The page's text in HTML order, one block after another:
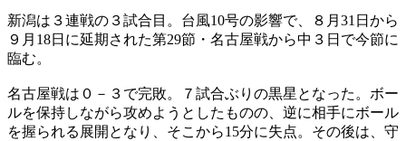
新潟は３連戦の３試合目。台風10号の影響で、８月31日から
９月18日に延期された第29節・名古屋戦から中３日で今節に
臨む。
名古屋戦は０－３で完敗。７試合ぶりの黒星となった。ボー
ルを保持しながら攻めようとしたものの、逆に相手にボール
を握られる展開となり、そこから15分に失点。その後は、守